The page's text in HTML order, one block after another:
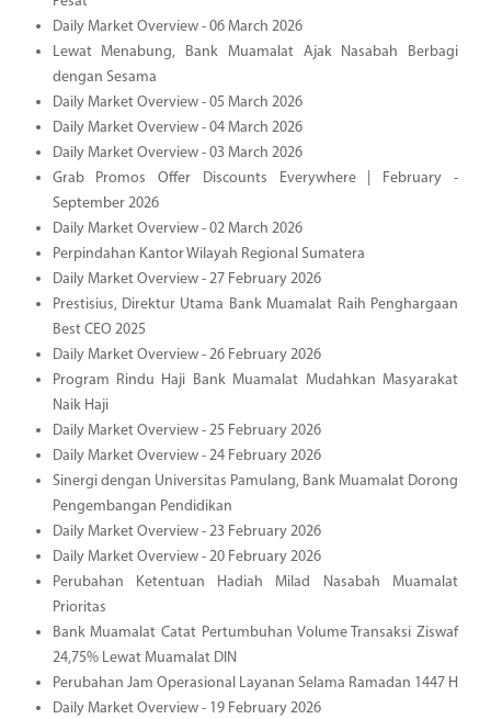
Daily Market Overview - 06 March 2026
Lewat Menabung, Bank Muamalat Ajak Nasabah Berbagi
dengan Sesama
Daily Market Overview - 05 March 2026
Daily Market Overview - 04 March 2026
Daily Market Overview - 03 March 2026
Grab Promos Offer Discounts Everywhere | February -
September 2026
Daily Market Overview - 02 March 2026
Perpindahan Kantor Wilayah Regional Sumatera
Daily Market Overview - 27 February 2026
Prestisius, Direktur Utama Bank Muamalat Raih Penghargaan
Best CEO 2025
Daily Market Overview - 26 February 2026
Program Rindu Haji Bank Muamalat Mudahkan Masyarakat
Naik Haji
Daily Market Overview - 25 February 2026
Daily Market Overview - 24 February 2026
Sinergi dengan Universitas Pamulang, Bank Muamalat Dorong
Pengembangan Pendidikan
Daily Market Overview - 23 February 2026
Daily Market Overview - 20 February 2026
Perubahan Ketentuan Hadiah Milad Nasabah Muamalat
Prioritas
Bank Muamalat Catat Pertumbuhan Volume Transaksi Ziswaf
24,75% Lewat Muamalat DIN
Perubahan Jam Operasional Layanan Selama Ramadan 1447 H
Daily Market Overview - 19 February 2026